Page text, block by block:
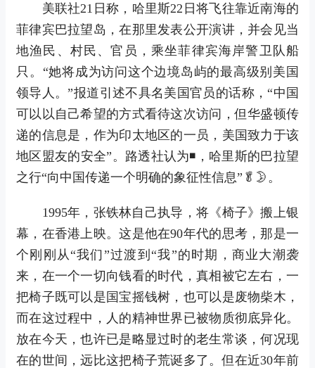
美联社21日称，哈里斯22日将飞往靠近南海的
菲律宾巴拉望岛，在那里发表公开演讲，并会见当
地渔民、村民、官员，乘坐菲律宾海岸警卫队船
只。“她将成为访问这个边境岛屿的最高级别美国
领导人。”报道引述不具名美国官员的话称，“中国
可以以自己希望的方式看待这次访问，但华盛顿传
递的信息是，作为印太地区的一员，美国致力于该
地区盟友的安全”。路透社认为◾，哈里斯的巴拉望
之行“向中国传递一个明确的象征性信息”🥬🌛。
1995年，张铁林自己执导，将《椅子》搬上银
幕，在香港上映。这是他在90年代的思考，那是一
个刚刚从“我们”过渡到“我”的时期，商业大潮袭
来，在一个一切向钱看的时代，真相被它左右，一
把椅子既可以是国宝摇钱树，也可以是废物柴木，
而在这过程中，人的精神世界已被物质彻底异化。
放在今天，也许已是略显过时的老生常谈，何况现
在的世间，远比这把椅子荒诞多了。但在近30年前